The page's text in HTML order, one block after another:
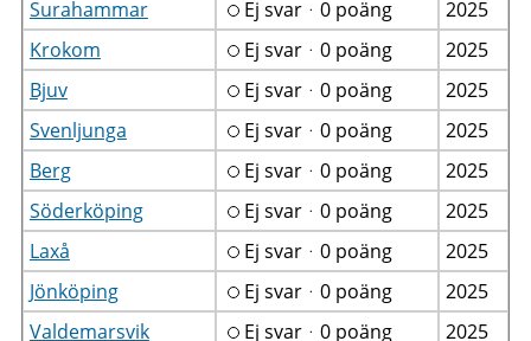
Surahammar
Ej svarᆞ0 poäng
2025
Krokom
Ej svarᆞ0 poäng
2025
Bjuv
Ej svarᆞ0 poäng
2025
Svenljunga
Ej svarᆞ0 poäng
2025
Berg
Ej svarᆞ0 poäng
2025
Söderköping
Ej svarᆞ0 poäng
2025
Laxå
Ej svarᆞ0 poäng
2025
Jönköping
Ej svarᆞ0 poäng
2025
Valdemarsvik
Ej svarᆞ0 poäng
2025